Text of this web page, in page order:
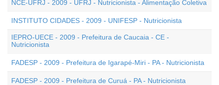
NCE-UFRJ - 2009 - UFRJ - Nutricionista - Alimentação Coletiva
INSTITUTO CIDADES - 2009 - UNIFESP - Nutricionista
IEPRO-UECE - 2009 - Prefeitura de Caucaia - CE -
Nutricionista
FADESP - 2009 - Prefeitura de Igarapé-Miri - PA - Nutricionista
FADESP - 2009 - Prefeitura de Curuá - PA - Nutricionista